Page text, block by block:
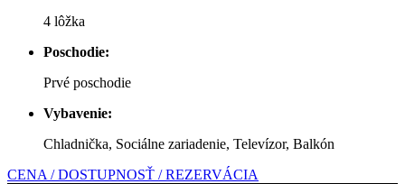
4 lôžka
Poschodie:
Prvé poschodie
Vybavenie:
Chladnička, Sociálne zariadenie, Televízor, Balkón
CENA / DOSTUPNOSŤ / REZERVÁCIA